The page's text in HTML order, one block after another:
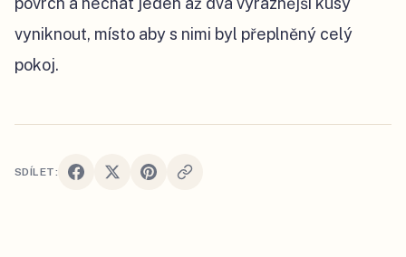
vyniknout, místo aby s nimi byl přeplněný celý
pokoj.
SDÍLET: